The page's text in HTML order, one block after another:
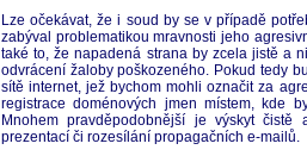
Lze očekávat, že i soud by se v případě
zabýval problematikou mravnosti jeho
také to, že napadená strana by zcela jistě a
odvrácení žaloby poškozeného. Pokud tedy
sítě internet, jež bychom mohli označit za
registrace doménových jmen místem, kde
Mnohem pravděpodobnější je výskyt čistě
prezentací či rozesílání propagačních e-mailů.